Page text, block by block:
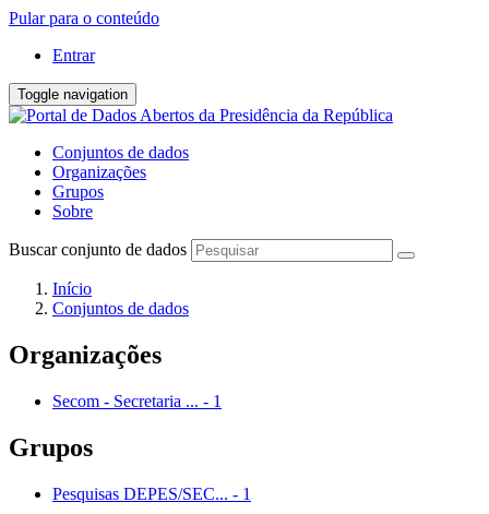
Pular para o conteúdo
Entrar
Toggle navigation
Conjuntos de dados
Organizações
Grupos
Sobre
Buscar conjunto de dados
Início
Conjuntos de dados
Organizações
Secom - Secretaria ... - 1
Grupos
Pesquisas DEPES/SEC... - 1